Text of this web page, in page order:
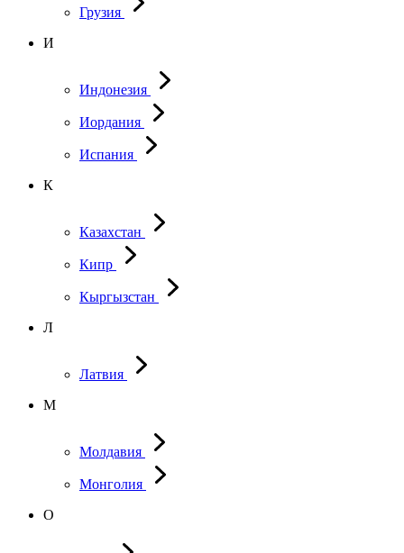
Грузия
И
Индонезия
Иордания
Испания
К
Казахстан
Кипр
Кыргызстан
Л
Латвия
М
Молдавия
Монголия
О